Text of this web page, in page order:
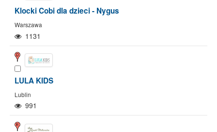
Pokaż/Ukryj mapę
Klocki Cobi dla dzieci - Nygus
Warszawa
1131
LULA KIDS
Lublin
991